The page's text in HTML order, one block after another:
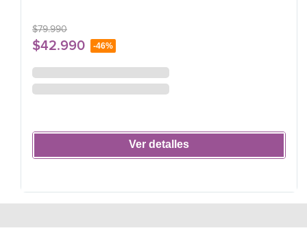
$79.990
$42.990 -46%
Ver detalles